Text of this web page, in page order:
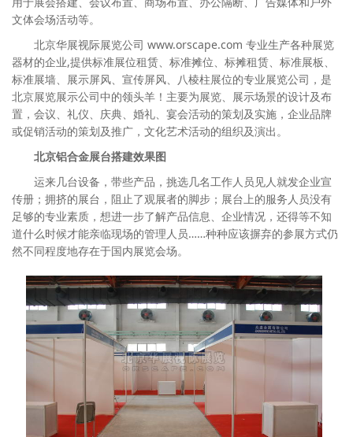
文体会场活动等。
北京华展视际展览公司 www.orscape.com 专业生产各种展览
器材的企业,提供标准展位租赁、标准摊位、标摊租赁、标准展板、
标准展墙、展示屏风、宣传屏风、八棱柱展位的专业展览公司，是
北京展览展示公司中的领头羊！主要为展览、展示场景的设计及布
置，会议、礼仪、庆典、婚礼、宴会活动的策划及实施，企业品牌
或促销活动的策划及推广，文化艺术活动的组织及演出。
北京铝合金展台搭建效果图
运来几台设备，带些产品，挑选几名工作人员见人就发企业宣
传册；拥挤的展台，阻止了观展者的脚步；展台上的服务人员没有
足够的专业素质，想进一步了解产品信息、企业情况，还得等不知
道什么时候才能亲临现场的管理人员……种种应该摒弃的参展方式仍
然不同程度地存在于国内展览会场。